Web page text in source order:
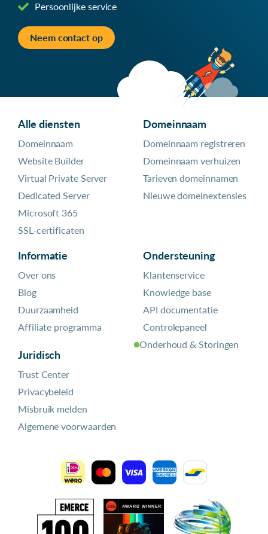
Persoonlijke service
Neem contact op
Alle diensten
Domeinnaam
Website Builder
Virtual Private Server
Dedicated Server
Microsoft 365
SSL-certificaten
Domeinnaam
Domeinnaam registreren
Domeinnaam verhuizen
Tarieven domeinnamen
Nieuwe domeinextensies
Informatie
Over ons
Blog
Duurzaamheid
Affiliate programma
Juridisch
Trust Center
Privacybeleid
Misbruik melden
Algemene voorwaarden
Ondersteuning
Klantenservice
Knowledge base
API documentatie
Controlepaneel
Onderhoud & Storingen